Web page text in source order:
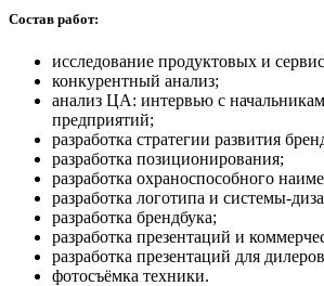
Состав работ:
исследование продуктовых и
конкурентный анализ;
анализ ЦА: интервью с
предприятий;
разработка стратегии развития
разработка позиционирования;
разработка охраноспособного
разработка логотипа и системы-
разработка брендбука;
разработка презентаций и
разработка презентаций для
фотосъёмка техники.